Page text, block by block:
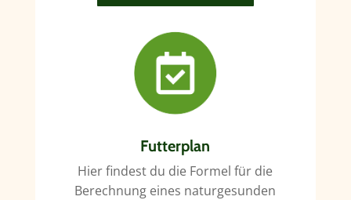
Futterplan
Hier findest du die Formel für die
Berechnung eines naturgesunden